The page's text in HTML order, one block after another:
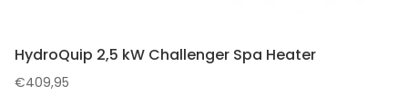
HydroQuip 2,5 kW Challenger Spa Heater
€409,95